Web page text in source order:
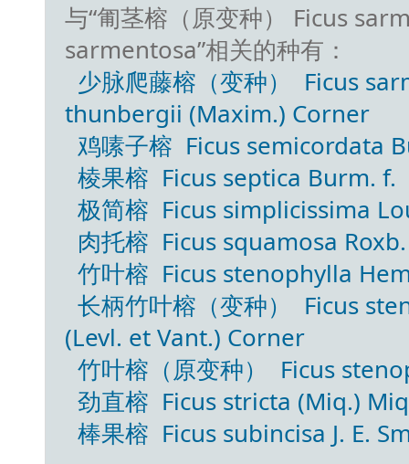
与“匍茎榕（原变种） Ficus
sarmentosa”相关的种有：
少脉爬藤榕（变种） Ficus
thunbergii (Maxim.) Corner
鸡嗉子榕 Ficus semicordata
棱果榕 Ficus septica Burm. f.
极简榕 Ficus simplicissima
肉托榕 Ficus squamosa Roxb.
竹叶榕 Ficus stenophylla
长柄竹叶榕（变种） Ficus
(Levl. et Vant.) Corner
竹叶榕（原变种） Ficus
劲直榕 Ficus stricta (Miq.)
棒果榕 Ficus subincisa J. E.